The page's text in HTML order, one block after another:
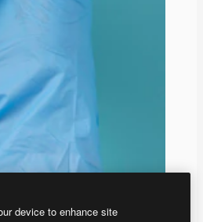
device to enhance site